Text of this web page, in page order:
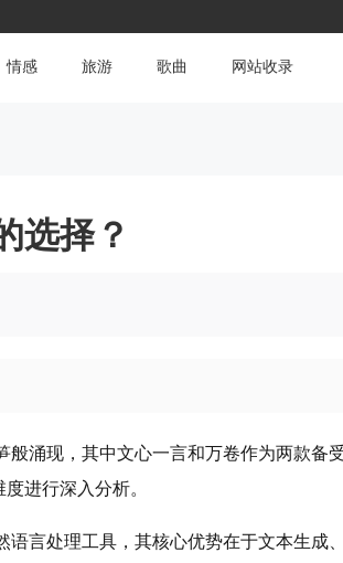
情感 旅游 歌曲 网站收录
选择？
涌现，其中文心一言和万卷作为两款
进行深入分析。
言处理工具，其核心优势在于文本生